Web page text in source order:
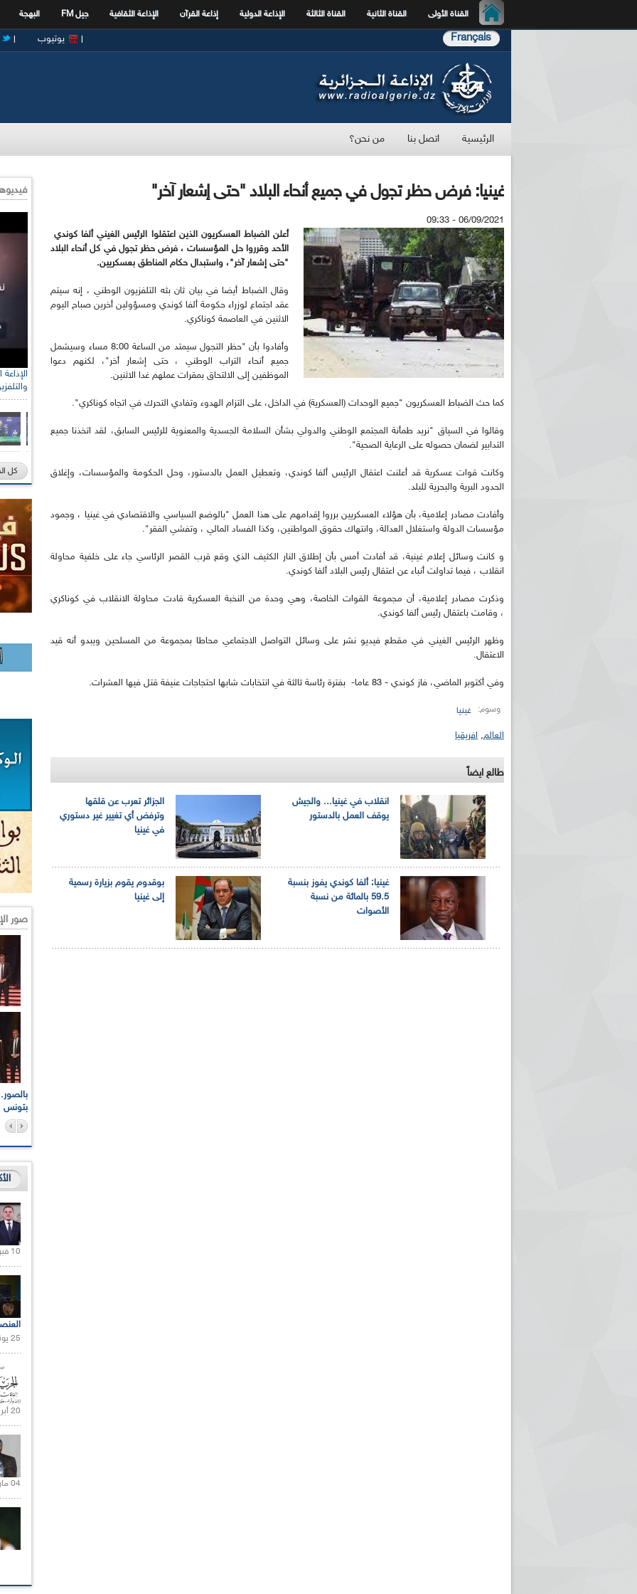
القناة الأولى القناة الثانية القناة الثالثة الإذاعة الدولية إذاعة القرآن الإذاعة الثقافية جيل FM البهجة
Français يوتيوب
الرئيسية اتصل بنا من نحن؟
غينيا: فرض حظر تجول في جميع أنحاء البلاد "حتى إشعار آخر"
06/09/2021 - 09:33
أعلن الضباط العسكريون الذين اعتقلوا الرئيس الغيني ألفا كوندي
الأحد وقرروا حل المؤسسات ، فرض حظر تجول في كل أنحاء البلاد
"حتى إشعار آخر"، واستبدال حكام المناطق بعسكريين.
وقال الضباط أيضا في بيان ثان بثه التلفزيون الوطني ، إنه سيتم
عقد اجتماع لوزراء حكومة ألفا كوندي ومسؤولين أخرين صباح اليوم
الاثنين في العاصمة كوناكري.
وأفادوا بأن "حظر التجول سيمتد من الساعة 8:00 مساء وسيشمل
جميع أنحاء التراب الوطني ، حتى إشعار أخر"، لكنهم دعوا
الموظفين إلى الالتحاق بمقرات عملهم غدا الاثنين.
كما حث الضباط العسكريون "جميع الوحدات (العسكرية) في الداخل، على التزام الهدوء وتفادي التحرك في اتجاه كوناكري".
وقالوا في السياق "نريد طمأنة المجتمع الوطني والدولي بشأن السلامة الجسدية والمعنوية للرئيس السابق، لقد اتخذنا جميع
التدابير لضمان حصوله على الرعاية الصحية".
وكانت قوات عسكرية قد أعلنت اعتقال الرئيس ألفا كوندي، وتعطيل العمل بالدستور، وحل الحكومة والمؤسسات، وإغلاق
الحدود البرية والبحرية للبلد.
وأفادت مصادر إعلامية، بأن هؤلاء العسكريين برروا إقدامهم على هذا العمل "بالوضع السياسي والاقتصادي في غينيا ، وجمود
مؤسسات الدولة واستغلال العدالة، وانتهاك حقوق المواطنين، وكذا الفساد المالي ، وتفشي الفقر".
و كانت وسائل إعلام غينية، قد أفادت أمس بأن إطلاق النار الكثيف الذي وقع قرب القصر الرئاسي جاء على خلفية محاولة
انقلاب ، فيما تداولت أنباء عن اعتقال رئيس البلاد ألفا كوندي.
وذكرت مصادر إعلامية، أن مجموعة القوات الخاصة، وهي وحدة من النخبة العسكرية قادت محاولة الانقلاب في كوناكري
، وقامت باعتقال رئيس ألفا كوندي.
وظهر الرئيس الغيني في مقطع فيديو نشر على وسائل التواصل الاجتماعي محاطا بمجموعة من المسلحين ويبدو أنه قيد
الاعتقال.
وفي أكتوبر الماضي، فاز كوندي - 83 عاما- بفترة رئاسة ثالثة في انتخابات شابها احتجاجات عنيفة قتل فيها العشرات.
وسوم: غينيا
العالم, افريقيا
طالع ايضاً
الجزائر تعرب عن قلقها
وترفض أي تغيير غير دستوري
في غينيا
انقلاب في غينيا... والجيش
يوقف العمل بالدستور
بوقدوم يقوم بزيارة رسمية
إلى غينيا
غينيا: ألفا كوندي يفوز بنسبة
59.5 بالمائة من نسبة
الأصوات
كل
صور
بتونس
10 فبراير 2021 |
25 يونيو 2021 |
20 أبريل 2021 |
04 مارس 2020 |